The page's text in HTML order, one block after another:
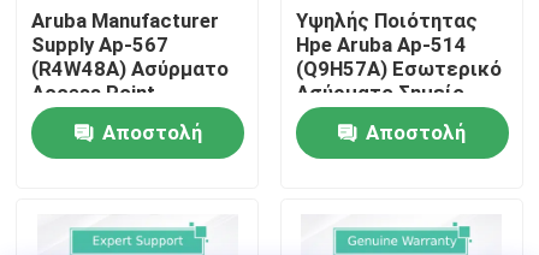
Επικοινωνήστε μαζί μας
Ειδήσεις
Υποθέσεις
Ζητήστε μια προσφορά
Aruba Manufacturer
Supply Ap-567
(R4W48A) Ασύρματο
Access Point
Εσωτερικού Χώρου
Αποστολή
Υψηλής Ποιότητας
Hpe Aruba Ap-514
(Q9H57A) Εσωτερικό
Ασύρματο Σημείο
Πρόσβασης για
Επιχειρήσεις
Αποστολή